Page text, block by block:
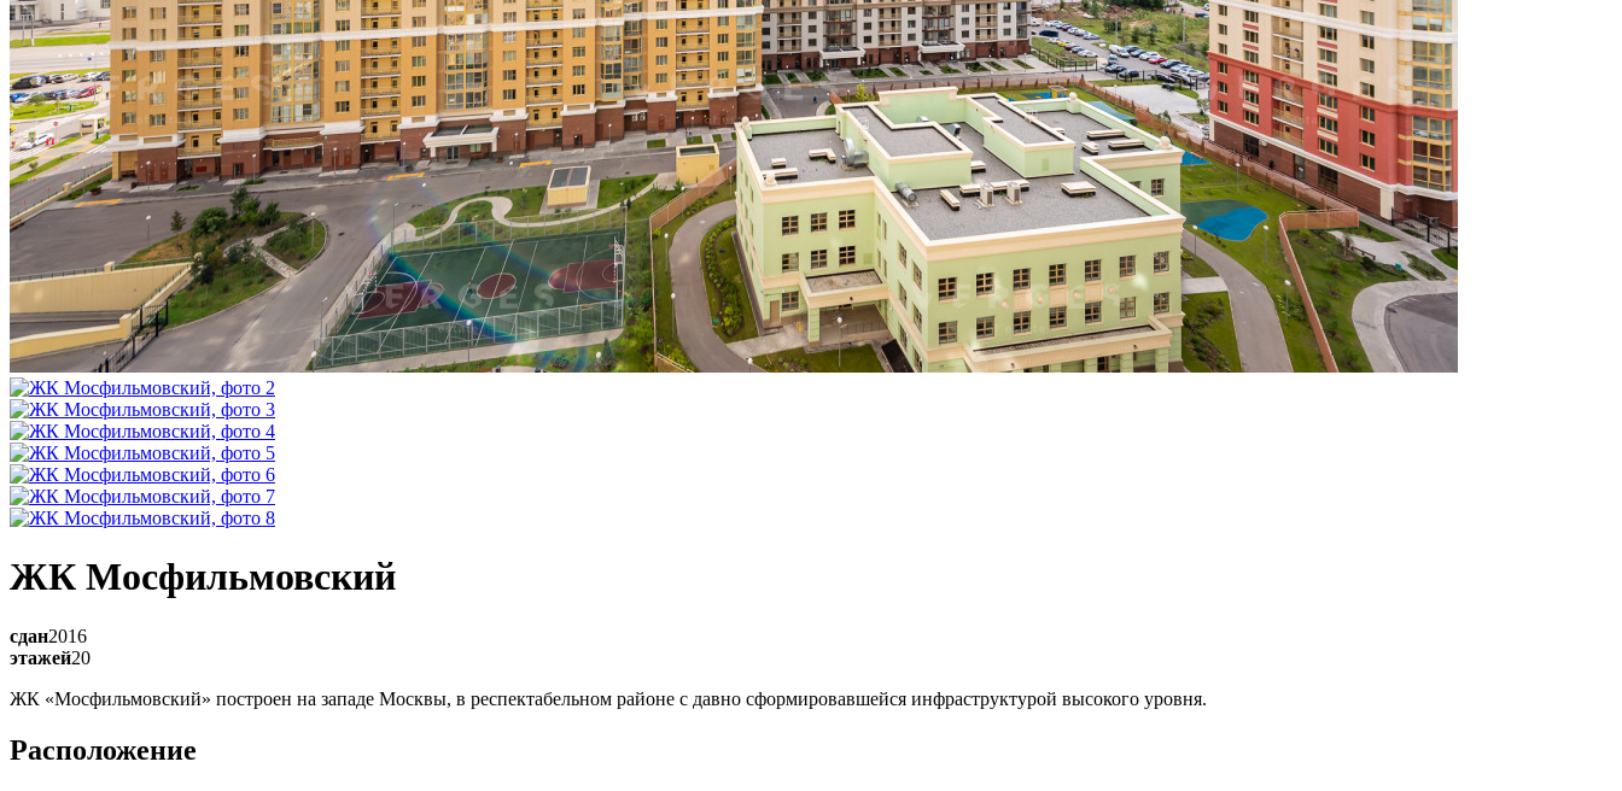
ЖК Мосфильмовский
сдан2016
этажей20
ЖК «Мосфильмовский» построен на западе Москвы, в респектабельном районе с давно сформировавшейся инфраструктурой высокого уровня.
Расположение